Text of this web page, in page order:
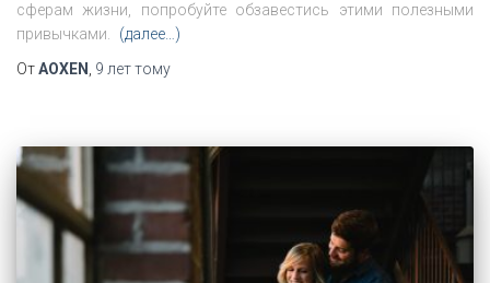
сферам жизни, попробуйте обзавестись этими полезными
привычками.
(далее…)
ОтAOXEN , 9 леттому